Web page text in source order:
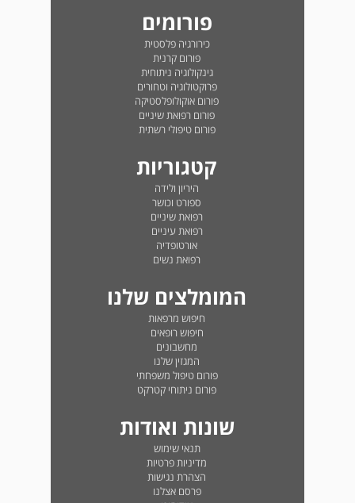
פורומים
כירורגיה פלסטית
פורום קרנית
גינקולוגיה ניתוחית
פרוקטולוגיה וטחורים
פורום אוקולופלסטיקה
פורום רפואת שיניים
פורום טיפולי רשתית
קטגוריות
היריון ולידה
ספורט וכושר
רפואת שיניים
רפואת עיניים
אורטופדיה
רפואת נשים
המומלצים שלנו
חיפוש מרפאות
חיפוש רופאים
מחשבונים
המגזין שלנו
פורום טיפול משפחתי
פורום ניתוחי קטרקט
שונות ואודות
תנאי שימוש
מדיניות פרטיות
הצהרת נגישות
פרסם אצלנו